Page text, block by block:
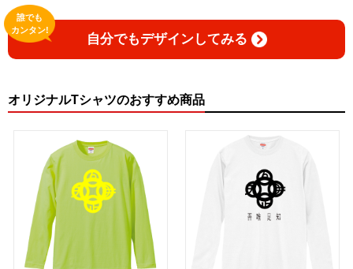
自分でもデザインしてみる
誰でも
カンタン!
オリジナルTシャツのおすすめ商品